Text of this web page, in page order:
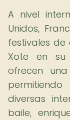
A nivel
Unidos,
festivales de
Xote en su
ofrecen
diversas
baile,